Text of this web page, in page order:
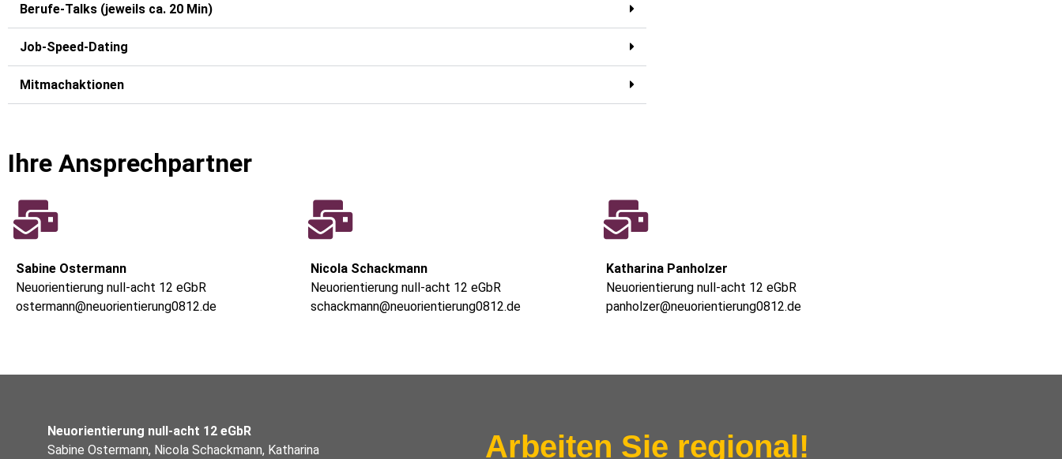
Berufe-Talks (jeweils ca. 20 Min)
Job-Speed-Dating
Mitmachaktionen
Ihre Ansprechpartner
Sabine Ostermann
Neuorientierung null-acht 12 eGbR
ostermann@neuorientierung0812.de
Nicola Schackmann
Neuorientierung null-acht 12 eGbR
schackmann@neuorientierung0812.de
Katharina Panholzer
Neuorientierung null-acht 12 eGbR
panholzer@neuorientierung0812.de
Neuorientierung null-acht 12 eGbR
Sabine Ostermann, Nicola Schackmann, Katharina
Arbeiten Sie regional!